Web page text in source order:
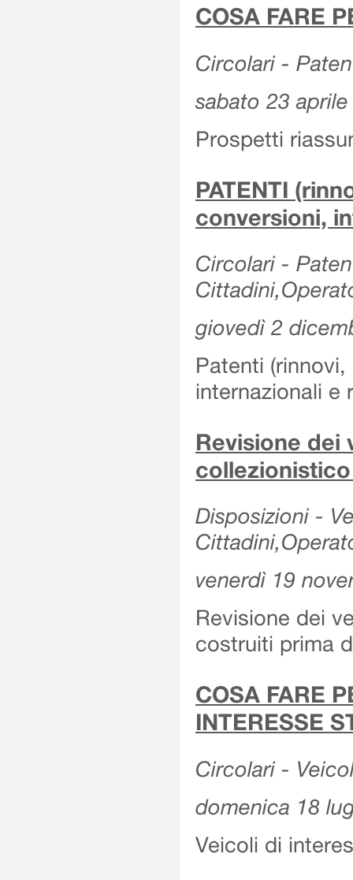
COSA FARE
Circolari -
sabato 23
Prospetti
PATENTI
conversioni,
Circolari -
giovedì 2
Patenti
internazionali e
Revisione dei
Disposizioni -
venerdì 19
Revisione dei
costruiti prima
COSA FARE
INTERESSE
Circolari -
domenica 18
Veicoli di